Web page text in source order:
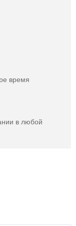
время
в любой